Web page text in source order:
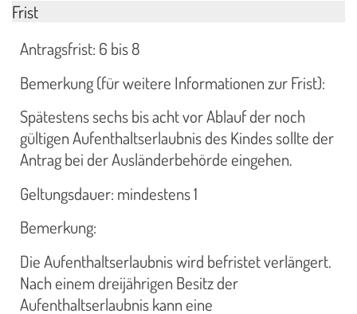
Frist
Antragsfrist: 6 bis 8
Bemerkung (für weitere Informationen zur Frist):
Spätestens sechs bis acht vor Ablauf der noch
gültigen Aufenthaltserlaubnis des Kindes sollte der
Antrag bei der Ausländerbehörde eingehen.
Geltungsdauer: mindestens 1
Bemerkung:
Die Aufenthaltserlaubnis wird befristet verlängert.
Nach einem dreijährigen Besitz der
Aufenthaltserlaubnis kann eine